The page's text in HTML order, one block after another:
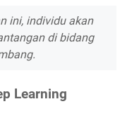
ini, individu akan
di bidang
Learning